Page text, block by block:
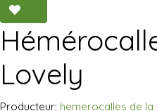
Lovely
Producteur: hemerocalles de la